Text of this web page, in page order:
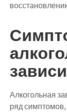
Алкогольная
ряд симптомов,